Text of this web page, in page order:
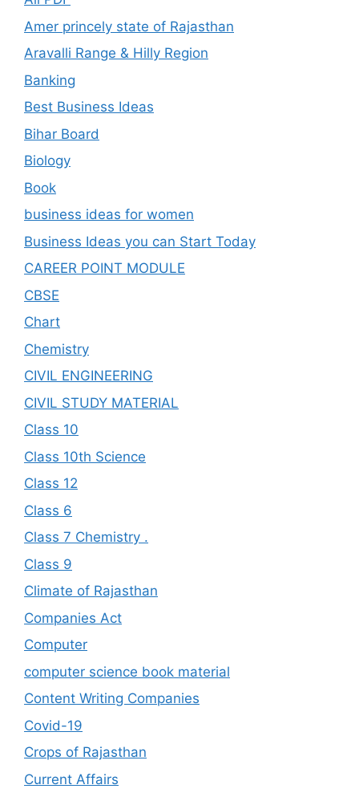
Amer princely state of Rajasthan
Aravalli Range & Hilly Region
Banking
Best Business Ideas
Bihar Board
Biology
Book
business ideas for women
Business Ideas you can Start Today
CAREER POINT MODULE
CBSE
Chart
Chemistry
CIVIL ENGINEERING
CIVIL STUDY MATERIAL
Class 10
Class 10th Science
Class 12
Class 6
Class 7 Chemistry .
Class 9
Climate of Rajasthan
Companies Act
Computer
computer science book material
Content Writing Companies
Covid-19
Crops of Rajasthan
Current Affairs